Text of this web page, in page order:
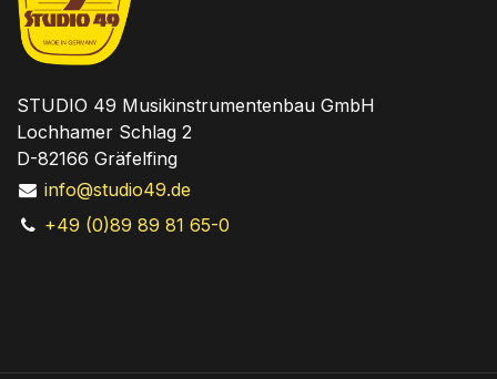
STUDIO 49 Musikinstrumentenbau GmbH
Lochhamer Schlag 2
D-82166 Gräfelfing
info@studio49.de
+49 (0)89 89 81 65-0